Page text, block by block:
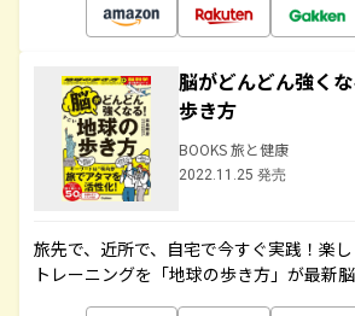
脳がどんどん強く
歩き方
BOOKS 旅と健康
2022.11.25 発売
旅先で、近所で、自宅で今すぐ実践！楽
トレーニングを「地球の歩き方」が最新